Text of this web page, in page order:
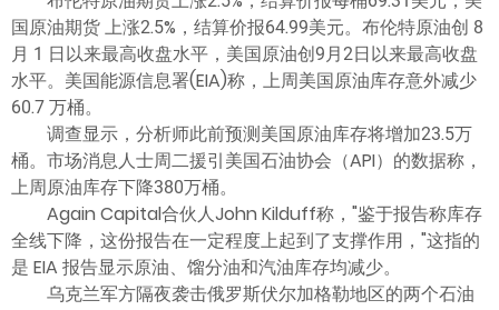
国原油期货 上涨2.5%，结算价报64.99美元。布伦特原油创 8
月 1 日以来最高收盘水平，美国原油创9月2日以来最高收盘
水平。美国能源信息署(EIA)称，上周美国原油库存意外减少
60.7 万桶。
调查显示，分析师此前预测美国原油库存将增加23.5万
桶。市场消息人士周二援引美国石油协会（API）的数据称，
上周原油库存下降380万桶。
Again Capital合伙人John Kilduff称，"鉴于报告称库存
全线下降，这份报告在一定程度上起到了支撑作用，"这指的
是 EIA 报告显示原油、馏分油和汽油库存均减少。
乌克兰军方隔夜袭击俄罗斯伏尔加格勒地区的两个石油